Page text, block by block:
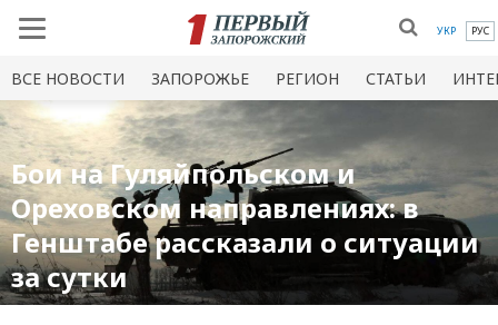
УКР РУС
ВСЕ НОВОСТИ ЗАПОРОЖЬЕ РЕГИОН СТАТЬИ
Бои на Гуляйпольском и
Ореховском направлениях: в
Генштабе рассказали о ситуации
за сутки